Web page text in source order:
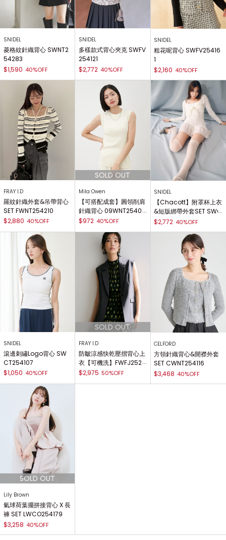
SNIDEL
菱格紋針織背心 SWNT2
54283
$1,590 40%OFF
SNIDEL
多樣款式背心夾克 SWFV
254121
$2,772 40%OFF
SNIDEL
粗花呢背心 SWFV25416
1
$2,160 40%OFF
FRAY I.D
羅紋針織外套&吊帶背心
SET FWNT254210
$2,880 40%OFF
Mila Owen
【可搭配成套】圓領削肩
針織背心 09WNT25401
3
$972 40%OFF
SNIDEL
【Chacott】附罩杯上衣
&短版綁帶外套SET SWC
T254007
$2,772 40%OFF
SNIDEL
滾邊刺繡Logo背心 SW
CT254107
$1,050 40%OFF
FRAY I.D
防皺涼感快乾壓摺背心上
衣【可機洗】FWFJ2520
53
$2,975 50%OFF
CELFORD
方領針織背心&開襟外套
SET CWNT254116
$3,468 40%OFF
Lily Brown
氣球荷葉擺拼接背心 X 長
褲 SET LWCO254179
$3,258 40%OFF